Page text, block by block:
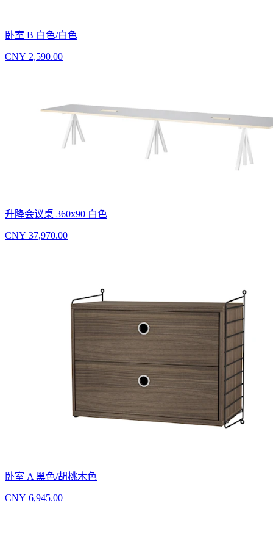
卧室 B 白色/白色
CNY 2,590.00
升降会议桌 360x90 白色
CNY 37,970.00
卧室 A 黑色/胡桃木色
CNY 6,945.00